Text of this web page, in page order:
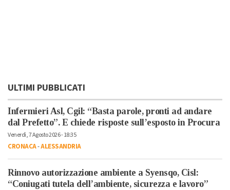
ULTIMI PUBBLICATI
Infermieri Asl, Cgil: “Basta parole, pronti ad andare
dal Prefetto”. E chiede risposte sull’esposto in Procura
Venerdì, 7 Agosto 2026 - 18:35
CRONACA-ALESSANDRIA
Rinnovo autorizzazione ambiente a Syensqo, Cisl:
“Coniugati tutela dell’ambiente, sicurezza e lavoro”